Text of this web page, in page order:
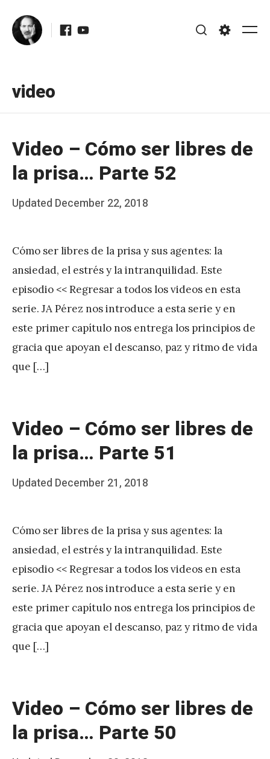
content
Facebook
Youtube
video
Video – Cómo ser libres de
la prisa… Parte 52
Posted
Updated December 22, 2018
b
J
A
P
é
r
e
z
Cómo ser libres de la prisa y sus agentes: la
ansiedad, el estrés y la intranquilidad. Este
episodio << Regresar a todos los videos en esta
serie. JA Pérez nos introduce a esta serie y en
este primer capítulo nos entrega los principios de
gracia que apoyan el descanso, paz y ritmo de vida
que […]
Video – Cómo ser libres de
la prisa… Parte 51
Posted
Updated December 21, 2018
b
J
A
P
é
r
e
z
Cómo ser libres de la prisa y sus agentes: la
ansiedad, el estrés y la intranquilidad. Este
episodio << Regresar a todos los videos en esta
serie. JA Pérez nos introduce a esta serie y en
este primer capítulo nos entrega los principios de
gracia que apoyan el descanso, paz y ritmo de vida
que […]
Video – Cómo ser libres de
la prisa… Parte 50